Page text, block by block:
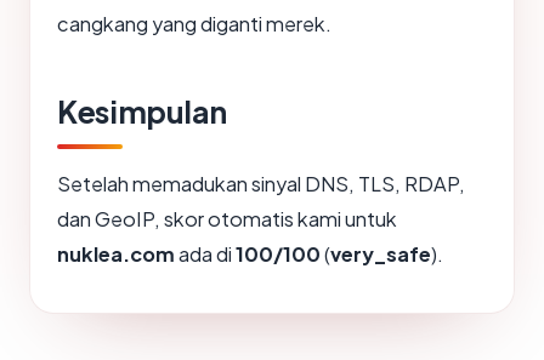
cangkang yang diganti merek.
Kesimpulan
Setelah memadukan sinyal DNS, TLS, RDAP,
dan GeoIP, skor otomatis kami untuk
nuklea.comada di100/100(very_safe).